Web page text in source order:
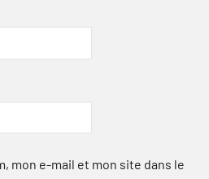
mon e-mail et mon site dans le